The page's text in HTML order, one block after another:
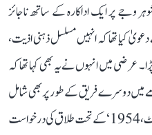
وجے پر ایک اداکارہ کے ساتھ ناجائز
دعویٰ کیا تھا کہ انہیں مسلسل ذہنی اذیت،
پڑا۔ عرضی میں انہوں نے یہ بھی کہا تھا کہ
میں دوسرے فریق کے طور پر بھی شامل
کیا جا سکتا ہے۔ سنگیتا نے ’خصوصی شادی ایکٹ، 1954‘ کے تحت طلاق کی درخواست